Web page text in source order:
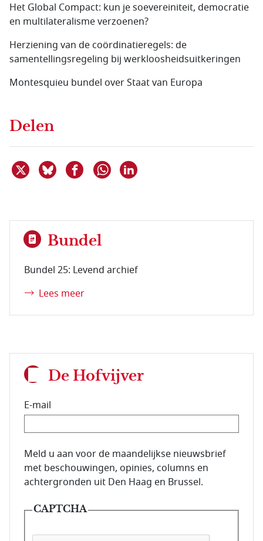
Het Global Compact: kun je soevereiniteit, democratie
en multilateralisme verzoenen?
Herziening van de coördinatieregels: de
samentellingsregeling bij werkloosheidsuitkeringen
Montesquieu bundel over Staat van Europa
Delen
Deel dit item op X
Deel dit item op Bluesky
Deel dit item op Facebook
Delen via WhatsApp
Bundel
Bundel 25: Levend archief
Lees meer
De Hofvijver
E-mail
E-mailadres van de abonnee.
Meld u aan voor de maandelijkse nieuwsbrief
met beschouwingen, opinies, columns en
achtergronden uit Den Haag en Brussel.
CAPTCHA